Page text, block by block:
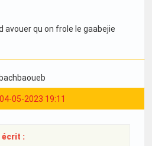
avouer qu on frole le gaabejie
04-05-2023 19:11
écrit :